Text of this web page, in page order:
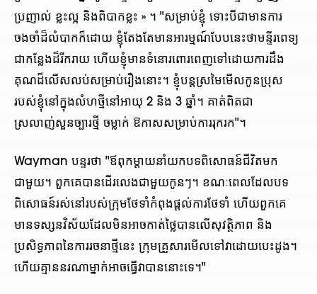
ប្រញាល់ ខ្លះ​ល្អ និង​ពិបាក​ខ្លះ » ។ "សម្រាប់ខ្ញុំ ទោះបីជាមានការ
ចងចាំដ៏លំបាកក៏ដោយ ខ្ញុំតែងតែមានអារម្មណ៍បែបនេះថាមន្ទីរពេទ្យ
ជាកន្លែងដ៏រីករាយ ហើយខ្ញុំមានទំនោរពោរពេញទៅដោយការដឹង
គុណដ៏លើសលប់សម្រាប់រឿងនោះ។ ខ្ញុំបន្តស្រមៃមើលកូនប្រុស
របស់ខ្ញុំនៅក្នុងលំហថ្មីនៅអាយុ 2 និង 3 ឆ្នាំ។ គាត់ពិតជា
ស្រលាញ់សួនច្បារថ្មី ចម្លាក់ ឱកាសសម្រាប់ការរុករក"។
Wayman បន្ទរថា "ឪពុកម្តាយនាំយកបទពិសោធន៍ជីវិតមក
ជាមួយ។ ពួកគេបានដើរលេងជាមួយកូនៗ។ ខណៈពេលដែលបទ
ពិសោធន៍រស់នៅរបស់ក្រុមថែទាំកំពុងផ្តល់ការថែទាំ ហើយពួកគេ
មានទស្សនវិស័យដែលមិនអាចកាត់ថ្លៃបានលើសុវត្ថិភាព និង
ប្រសិទ្ធភាពនៃការរចនាថ្មីនេះ ក្រុមគ្រួសារមើលទៅវាដោយបេះដូង។
ហើយគ្មាននរណាម្នាក់អាចធ្វើវាបាននោះទេ។"